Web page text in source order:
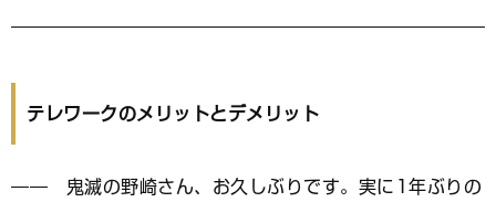
テレワークのメリットとデメリット
―― 鬼滅の野崎さん、お久しぶりです。実に1年ぶりの